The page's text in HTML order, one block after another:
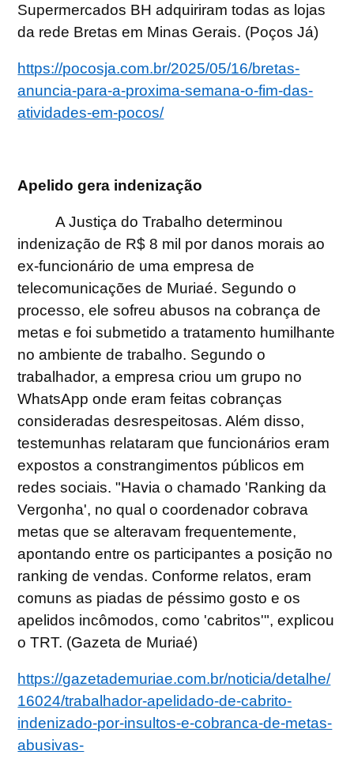
Supermercados BH adquiriram todas as lojas
da rede Bretas em Minas Gerais. (Poços Já)
https://pocosja.com.br/2025/05/16/bretas-
anuncia-para-a-proxima-semana-o-fim-das-
atividades-em-pocos/
Apelido gera indenização
A Justiça do Trabalho determinou
indenização de R$ 8 mil por danos morais ao
ex-funcionário de uma empresa de
telecomunicações de Muriaé. Segundo o
processo, ele sofreu abusos na cobrança de
metas e foi submetido a tratamento humilhante
no ambiente de trabalho. Segundo o
trabalhador, a empresa criou um grupo no
WhatsApp onde eram feitas cobranças
consideradas desrespeitosas. Além disso,
testemunhas relataram que funcionários eram
expostos a constrangimentos públicos em
redes sociais. "Havia o chamado 'Ranking da
Vergonha', no qual o coordenador cobrava
metas que se alteravam frequentemente,
apontando entre os participantes a posição no
ranking de vendas. Conforme relatos, eram
comuns as piadas de péssimo gosto e os
apelidos incômodos, como 'cabritos'", explicou
o TRT. (Gazeta de Muriaé)
https://gazetademuriae.com.br/noticia/detalhe/
16024/trabalhador-apelidado-de-cabrito-
indenizado-por-insultos-e-cobranca-de-metas-
abusivas-